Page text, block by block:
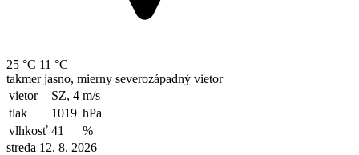
25 °C 11 °C
takmer jasno, mierny severozápadný vietor
vietor
SZ, 4 m/s
tlak
1019 hPa
vlhkosť 41
%
streda 12. 8. 2026